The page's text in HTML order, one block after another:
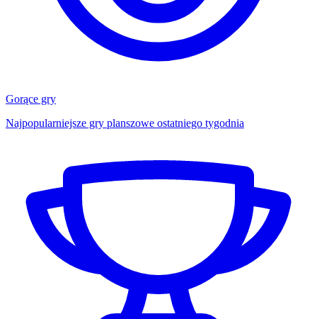
Gorące gry
Najpopularniejsze gry planszowe ostatniego tygodnia